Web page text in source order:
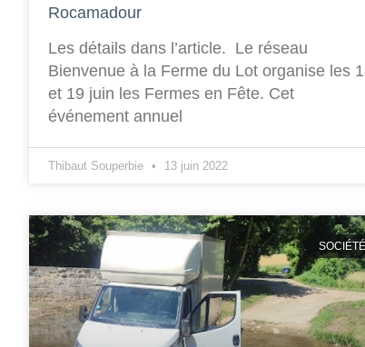
Rocamadour
Les détails dans l’article. Le réseau
Bienvenue à la Ferme du Lot organise les
et 19 juin les Fermes en Fête. Cet
événement annuel
Thibaut Souperbie 13 juin 2022
SOCIÉTÉ